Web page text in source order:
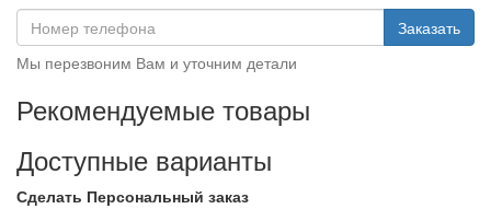
Заказать
Мы перезвоним Вам и уточним детали
Рекомендуемые товары
Доступные варианты
Сделать Персональный заказ